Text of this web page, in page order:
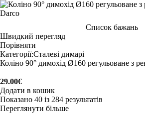
Список бажань
Швидкий перегляд
Порівняти
Категорії:Сталеві димарі
Коліно 90° димохід Ø160 регульоване з
29.00€
Додати в кошик
Показано 40 із 284 результатів
Переглянути більше